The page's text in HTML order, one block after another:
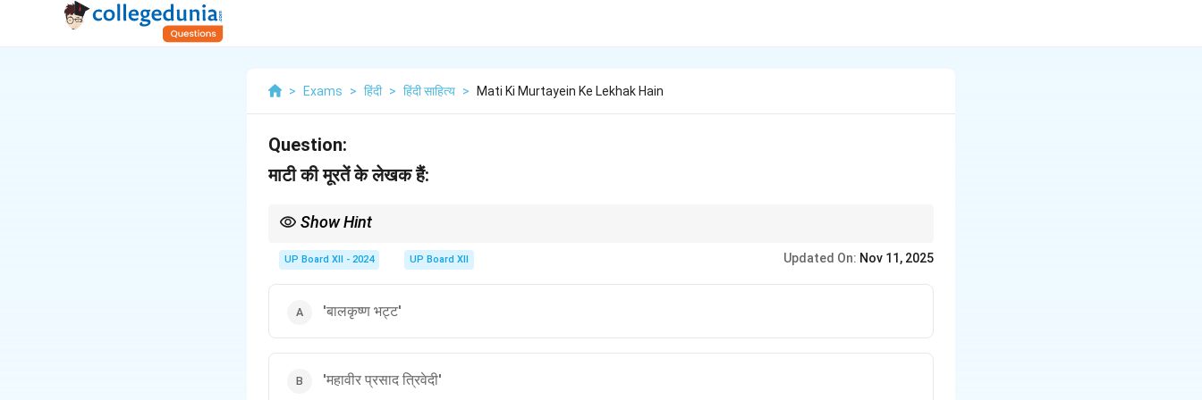
> Exams > हिंदी > हिंदी साहित्य > Mati Ki Murtayein Ke Lekhak Hain
Question:
माटी की मूरतें के लेखक हैं:
Show Hint
UP Board XII - 2024 UP Board XII Updated On: Nov 11, 2025
'बालकृष्ण भट्ट'
'महावीर प्रसाद त्रिवेदी'